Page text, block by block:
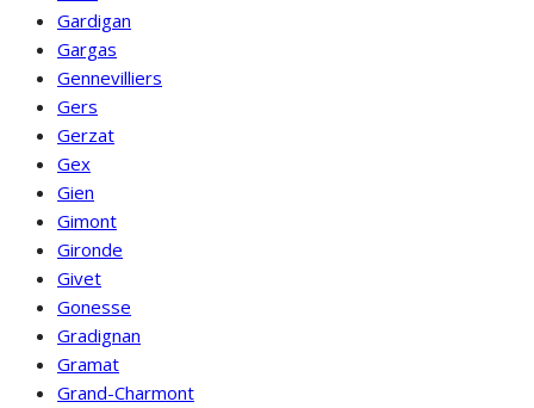
Gardigan
Gargas
Gennevilliers
Gers
Gerzat
Gex
Gien
Gimont
Gironde
Givet
Gonesse
Gradignan
Gramat
Grand-Charmont